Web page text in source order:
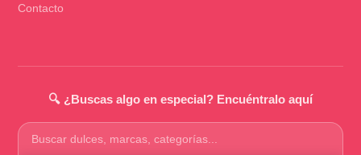
Contacto
🔍 ¿Buscas algo en especial? Encuéntralo aquí
Buscar